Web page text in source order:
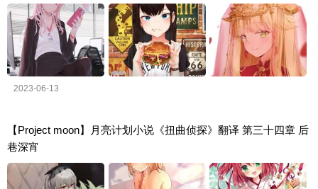
2023-06-13
【Project moon】月亮计划小说《扭曲侦探》翻译 第三十四章 后
巷深宵